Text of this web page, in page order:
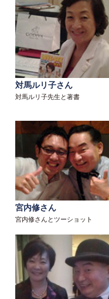
対馬ルリ子さん
対馬ルリ子先生と著書
宮内修さん
宮内修さんとツーショット